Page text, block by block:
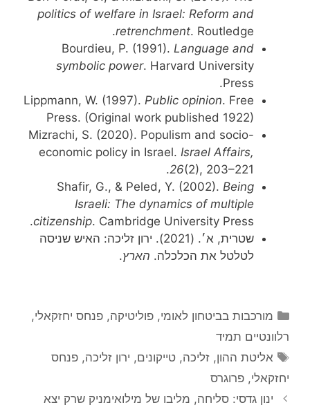
politics of welfare in Israel: Reform and
retrenchment. Routledge.
Bourdieu, P. (1991). Language and
symbolic power. Harvard University
Press.
Lippmann, W. (1997). Public opinion. Free
Press. (Original work published 1922)
Mizrachi, S. (2020). Populism and socio-
economic policy in Israel. Israel Affairs,
26(2), 203–221.
Shafir, G., & Peled, Y. (2002). Being
Israeli: The dynamics of multiple
citizenship. Cambridge University Press.
שטרית, א׳. (2021). ירון זליכה: האיש שניסה
לטלטל את הכלכלה. הארץ.
קטגוריות
מורכבות בביטחון לאומי,פוליטיקה,פנחס יחזקאלי,
רלוונטיים תמיד
תגיות
אליטת ההון,זליכה,טייקונים, ירון זליכה,פנחס
יחזקאלי, פרוגרס
ינון גדסי: סליחה, מליבו של מילואימניק שרק יצא